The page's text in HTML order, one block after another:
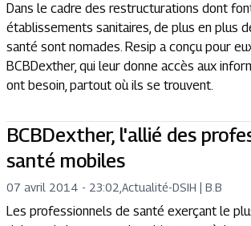
Dans le cadre des restructurations dont
établissements sanitaires, de plus en plus
santé sont nomades. Resip a conçu pour
BCBDexther, qui leur donne accès aux
ont besoin, partout où ils se trouvent.
BCBDexther, l'allié des
santé mobiles
07 avril 2014 - 23:02 Actualité-DSIH | B.B
Les professionnels de santé exerçant le